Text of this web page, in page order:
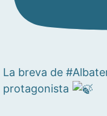
La breva de
protagonista